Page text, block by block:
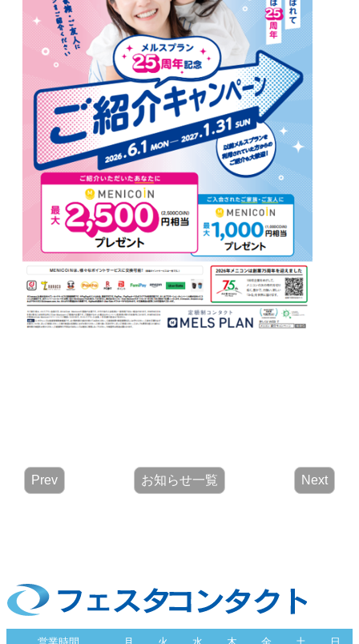
Prev お知らせ一覧 Next